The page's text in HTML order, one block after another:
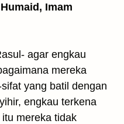
Imam
agar engkau
mereka
yang batil dengan
engkau terkena
mereka tidak